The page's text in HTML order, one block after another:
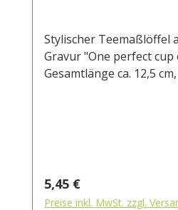
Stylischer Teemaßlöffel
Gravur "One perfect cup
Gesamtlänge ca. 12,5 cm,
Regulärer Preis:
5,45 €
Preise inkl. MwSt. zzgl.